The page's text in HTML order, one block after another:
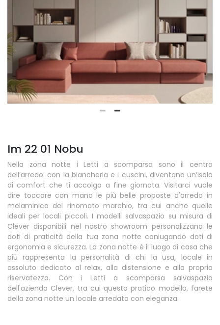
Im 22 01 Nobu
Nella zona notte i Letti a scomparsa sono il centro
dell’arredo: con la biancheria e i cuscini, diventano un’isola
di comfort che ti accolga a fine giornata. Visitarci vuole
dire toccare con mano le più belle proposte d'arredo in
melaminico del rinomato marchio, tra cui anche quelle
ideali per locali piccoli. I modelli salvaspazio su misura di
Clever disponibili nel nostro showroom personalizzano le
doti di praticità della tua zona notte coniugando doti di
ergonomia e sicurezza. La zona notte è il luogo di casa che
più rappresenta la personalità di chi la usa, locale in
assoluto dedicato al relax, alla distensione e alla propria
riservatezza. Con i Letti a scomparsa salvaspazio
dell'azienda Clever, tra cui questo pratico modello, farete
della zona notte un locale arredato con eleganza.